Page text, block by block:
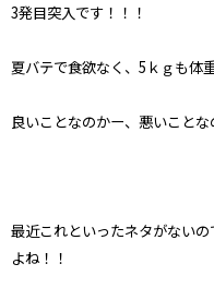
3発目突入です！！！
夏バテで食欲なく、 5 ｋｇも体
良いことなのかー、悪いこと
最近これといったネタがない
よね！！